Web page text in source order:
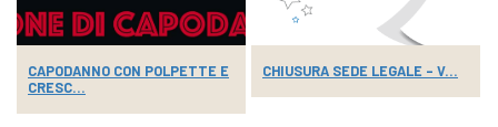
CAPODANNO CON POLPETTE E
CRESC...
CHIUSURA SEDE LEGALE – V...